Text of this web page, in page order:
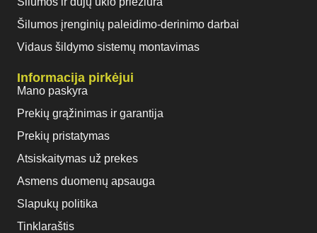
Šilumos įrenginių paleidimo-derinimo darbai
Vidaus šildymo sistemų montavimas
Informacija pirkėjui
Mano paskyra
Prekių grąžinimas ir garantija
Prekių pristatymas
Atsiskaitymas už prekes
Asmens duomenų apsauga
Slapukų politika
Tinklaraštis